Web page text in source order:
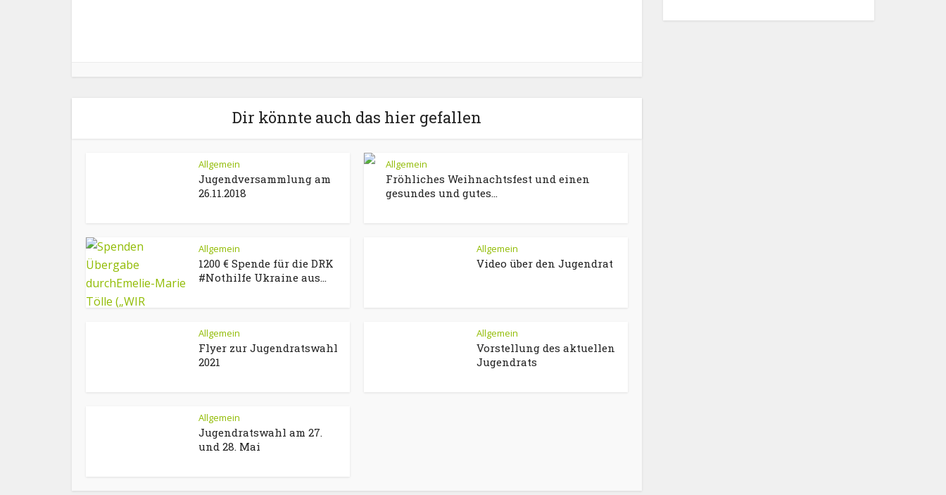
Dir könnte auch das hier gefallen
Allgemein
Jugendversammlung am
26.11.2018
Allgemein
Fröhliches Weihnachtsfest und einen
gesundes und gutes...
Allgemein
1200 € Spende für die DRK
#Nothilfe Ukraine aus...
Allgemein
Video über den Jugendrat
Allgemein
Flyer zur Jugendratswahl
2021
Allgemein
Vorstellung des aktuellen
Jugendrats
Allgemein
Jugendratswahl am 27.
und 28. Mai